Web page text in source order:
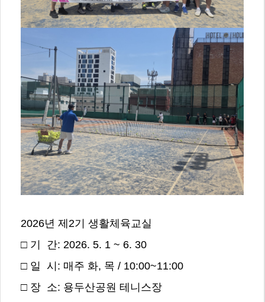
2026년 제2기 생활체육교실
□ 기 간: 2026. 5. 1 ~ 6. 30
□ 일 시: 매주 화, 목 / 10:00~11:00
□ 장 소: 용두산공원 테니스장